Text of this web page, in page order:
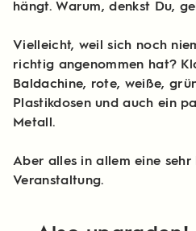
hängt. Warum, denkst Du,
Vielleicht, weil sich noch
richtig angenommen hat?
Baldachine, rote, weiße,
Plastikdosen und auch ein
Metall.
Aber alles in allem eine sehr
Veranstaltung.